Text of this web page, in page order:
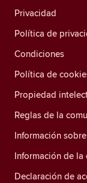
Privacidad
Política de
Condiciones
Política de
Propiedad
Reglas de la
Información
Información de la
Declaración de